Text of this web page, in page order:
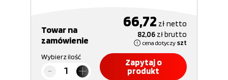
Towar na
zamówienie
66,72 złnetto
82,06 złbrutto
cena dotyczy szt
Wybierz ilość
Zapytaj o
produkt